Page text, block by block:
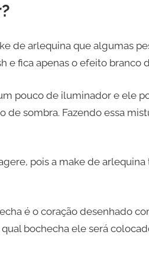
de arlequina que algumas
e fica apenas o efeito branco
pouco de iluminador e ele
de sombra. Fazendo essa
pois a make de
é o coração desenhado
bochecha ele será